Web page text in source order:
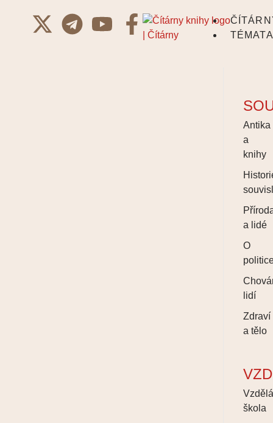
TÉMATA
Antika
a
knihy
a lidé
O
lidí
Zdraví
a tělo
škola